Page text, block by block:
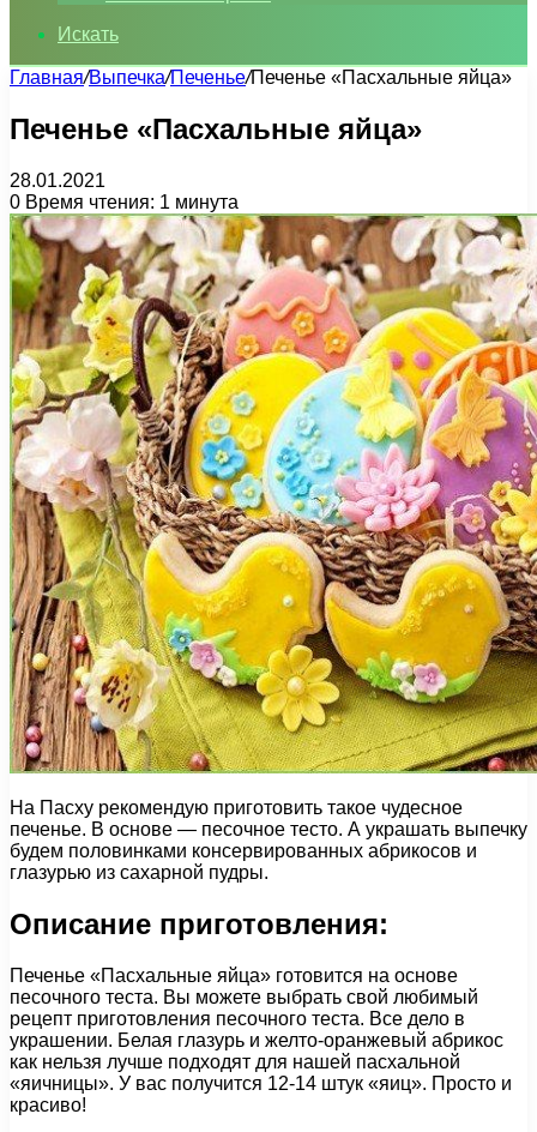
Искать
Главная/Выпечка/Печенье/Печенье «Пасхальные яйца»
Печенье «Пасхальные яйца»
28.01.2021
0 Время чтения: 1 минута
На Пасху рекомендую приготовить такое чудесное
печенье. В основе — песочное тесто. А украшать выпечку
будем половинками консервированных абрикосов и
глазурью из сахарной пудры.
Описание приготовления:
Печенье «Пасхальные яйца» готовится на основе
песочного теста. Вы можете выбрать свой любимый
рецепт приготовления песочного теста. Все дело в
украшении. Белая глазурь и желто-оранжевый абрикос
как нельзя лучше подходят для нашей пасхальной
«яичницы». У вас получится 12-14 штук «яиц». Просто и
красиво!